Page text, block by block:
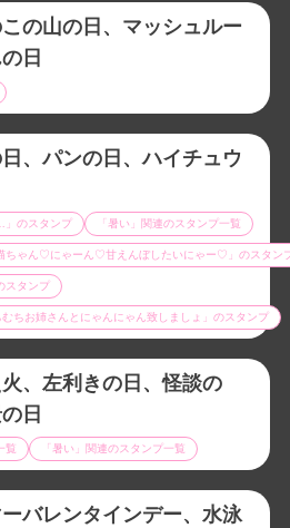
の山の日、マッシュルー
日
、パンの日、ハイチュウ
」のスタンプ 「暑い」関連のスタンプ一覧
ちゃん♡にゃーん♡甘えんぼしたいにゃー♡」のスタン
スタンプ
むちお姉さんとにゃんにゃん致しましょ」のスタンプ
、左利きの日、怪談の
日
覧 「暑い」関連のスタンプ一覧
バレンタインデー、水泳